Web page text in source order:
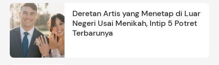
Deretan Artis yang Menetap di Luar
Negeri Usai Menikah, Intip 5 Potret
Terbarunya